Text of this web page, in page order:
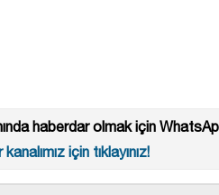
haberdar olmak için
için tıklayınız!